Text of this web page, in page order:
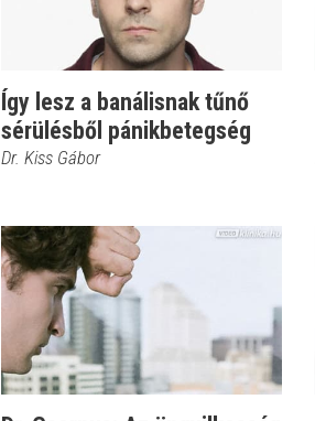
Így lesz a banálisnak tűnő
sérülésből pánikbetegség
Dr. Kiss Gábor